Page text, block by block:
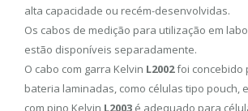
alta capacidade ou recém-desenvolvidas.
Os cabos de medição para utilização em
estão disponíveis separadamente.
O cabo com garra Kelvin L2002foi concebido
bateria laminadas, como células tipo pouch,
com pino Kelvin L2003 é adequado para